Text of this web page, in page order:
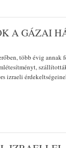
A GÁZAI
több évig annak
izraeli